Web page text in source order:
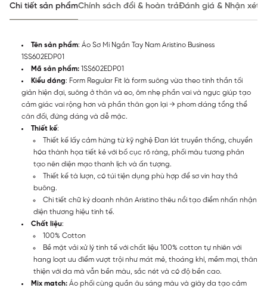
Chi tiết sản phẩmChính sách đổi & hoàn trảĐánh giá & Nhận xét
Tên sản phẩm: Áo Sơ Mi Ngắn Tay Nam Aristino Business
1SS602EDP01
Mã sản phẩm: 1SS602EDP01
Kiểu dáng: Form Regular Fit là form suông vừa theo tinh thần tối
giản hiện đại, suông ở thân và eo, ôm nhẹ phần vai và ngực giúp tạo
cảm giác vai rộng hơn và phần thân gọn lại → phom dáng tổng thể
cân đối, đứng dáng và dễ mặc.
Thiết kế:
Thiết kế lấy cảm hứng từ kỹ nghệ Đan lát truyền thống, chuyển
hóa thành họa tiết kẻ với bố cục rõ ràng, phối màu tương phản
tạo nên diện mạo thanh lịch và ấn tượng.
Thiết kế tà lượn, có túi tiện dụng phù hợp để sơ vin hay thả
buông.
Chi tiết chữ ký doanh nhân Aristino thêu nổi tạo điểm nhấn nhận
diện thương hiệu tinh tế.
Chất liệu:
100% Cotton
Bề mặt vải xử lý tinh tế với chất liệu 100% cotton tự nhiên với
hang loạt ưu điểm vượt trội như mát mẻ, thoáng khí, mềm mại, thân
thiện với da mà vẫn bền màu, sắc nét và có độ bền cao.
Mix match: Áo phối cùng quần âu sáng màu và giày da tạo cảm